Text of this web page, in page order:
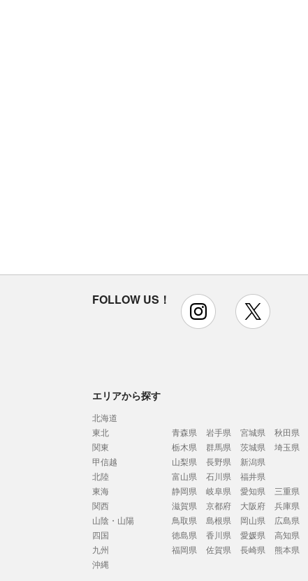
FOLLOW US！ instagram
エリアから探す
北海道
東北
青森県 岩手県 宮城県 秋田県
関東
栃木県 群馬県 茨城県 埼玉県
甲信越
山梨県 長野県
新潟県
北陸
富山県 石川県
福井県
東海
静岡県 岐阜県 愛知県
三重県
関西
滋賀県 京都府 大阪府 兵庫県
山陰・山陽
鳥取県 島根県 岡山県 広島県
四国
徳島県 香川県 愛媛県
高知県
九州
福岡県 佐賀県 長崎県 熊本県
沖縄